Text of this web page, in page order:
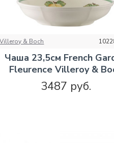
Villeroy & Boch
Чаша 23,5см French
Fleurence Villeroy &
3487 руб.